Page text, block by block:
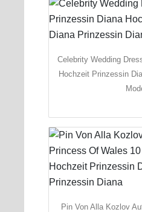
Celebrity Wedding
Hochzeit Prinzessin
Pin Von Alla Kozlov